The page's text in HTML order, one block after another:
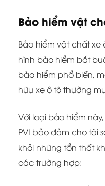
Bảo hiểm vật
Bảo hiểm vật chất xe
hình bảo hiểm bắt
bảo hiểm phổ biến,
hữu xe ô tô thường
Với loại bảo hiểm
PVI bảo đảm cho tài
khỏi những tổn thất
các trường hợp: